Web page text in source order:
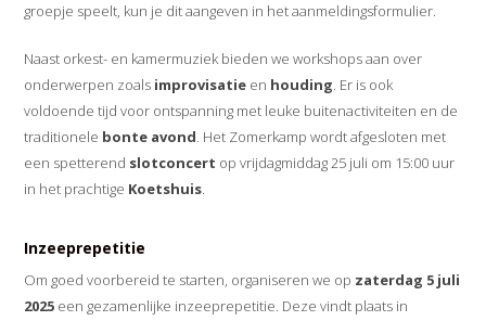
groepje speelt, kun je dit aangeven in het aanmeldingsformulier.
Naast orkest- en kamermuziek bieden we workshops aan over
onderwerpen zoals improvisatie en houding. Er is ook
voldoende tijd voor ontspanning met leuke buitenactiviteiten en de
traditionele bonte avond. Het Zomerkamp wordt afgesloten met
een spetterend slotconcert op vrijdagmiddag 25 juli om 15:00 uur
in het prachtige Koetshuis.
Inzeeprepetitie
Om goed voorbereid te starten, organiseren we op zaterdag 5 juli
2025 een gezamenlijke inzeeprepetitie. Deze vindt plaats in